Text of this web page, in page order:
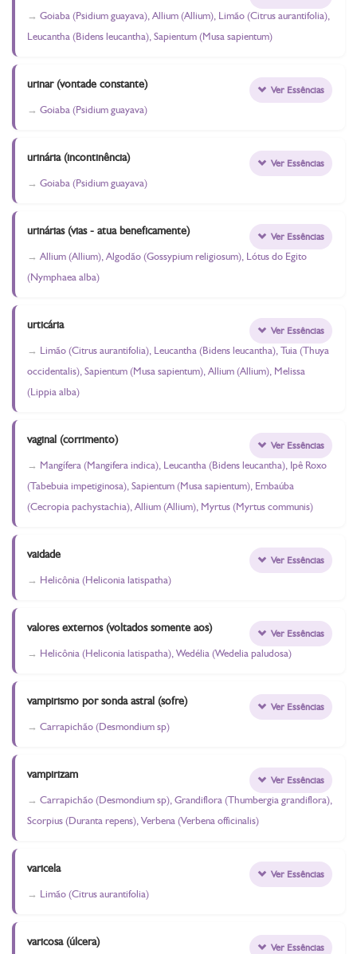
Goiaba (Psidium guayava), Allium (Allium), Limão (Citrus aurantifolia),
Leucantha (Bidens leucantha), Sapientum (Musa sapientum)
urinar (vontade constante)
Goiaba (Psidium guayava)
Ver Essências
urinária (incontinência)
Goiaba (Psidium guayava)
Ver Essências
urinárias (vias - atua beneficamente)
Allium (Allium), Algodão (Gossypium religiosum), Lótus do Egito
(Nymphaea alba)
Ver Essências
urticária
Limão (Citrus aurantifolia), Leucantha (Bidens leucantha), Tuia (Thuya
occidentalis), Sapientum (Musa sapientum), Allium (Allium), Melissa
(Lippia alba)
Ver Essências
vaginal (corrimento)
Mangífera (Mangifera indica), Leucantha (Bidens leucantha), Ipê Roxo
(Tabebuia impetiginosa), Sapientum (Musa sapientum), Embaúba
(Cecropia pachystachia), Allium (Allium), Myrtus (Myrtus communis)
Ver Essências
vaidade
Helicônia (Heliconia latispatha)
Ver Essências
valores externos (voltados somente aos)
Helicônia (Heliconia latispatha), Wedélia (Wedelia paludosa)
Ver Essências
vampirismo por sonda astral (sofre)
Carrapichão (Desmondium sp)
Ver Essências
vampirizam
Carrapichão (Desmondium sp), Grandiflora (Thumbergia grandiflora),
Scorpius (Duranta repens), Verbena (Verbena officinalis)
Ver Essências
varicela
Limão (Citrus aurantifolia)
Ver Essências
varicosa (úlcera) Ver Essências